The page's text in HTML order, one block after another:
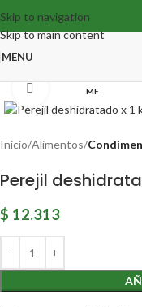
Skip to navigation
Skip to main content
MENU
MF
Click para agrandar
Inicio Alimentos
Perejil
$ 12.313